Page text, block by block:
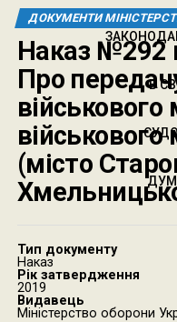
В
ДОКУМЕНТИ
Наказ №292
Про
військового
(місто
Тип документу
Наказ
Рік затвердження
2019
Видавець
Міністерство оборони